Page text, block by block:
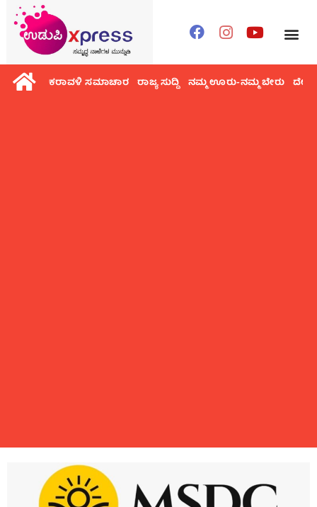
ಕರಾವಳಿ ಸಮಾಚಾರ ರಾಜ್ಯ ಸುದ್ದಿ ನಮ್ಮ ಊರು-ನಮ್ಮ ಬೇರು ದೇಶ